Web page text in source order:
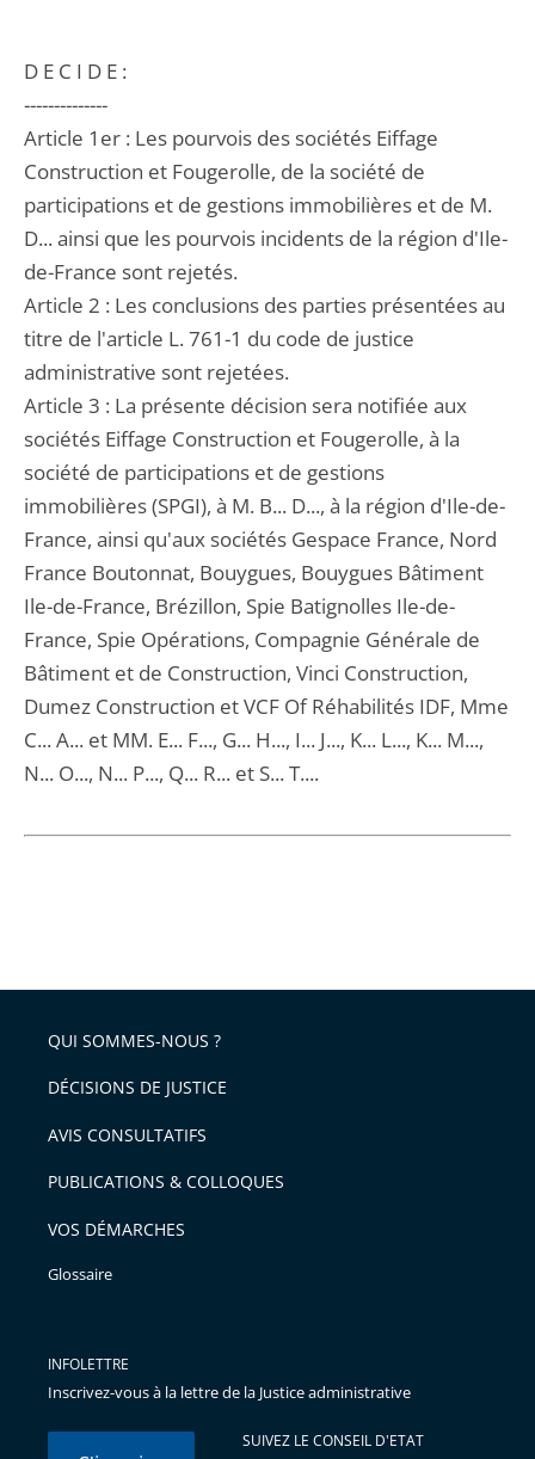
D E C I D E :
--------------
Article 1er : Les pourvois des sociétés Eiffage
Construction et Fougerolle, de la société de
participations et de gestions immobilières et de M.
D... ainsi que les pourvois incidents de la région d'Ile-
de-France sont rejetés.
Article 2 : Les conclusions des parties présentées au
titre de l'article L. 761-1 du code de justice
administrative sont rejetées.
Article 3 : La présente décision sera notifiée aux
sociétés Eiffage Construction et Fougerolle, à la
société de participations et de gestions
immobilières (SPGI), à M. B... D..., à la région d'Ile-de-
France, ainsi qu'aux sociétés Gespace France, Nord
France Boutonnat, Bouygues, Bouygues Bâtiment
Ile-de-France, Brézillon, Spie Batignolles Ile-de-
France, Spie Opérations, Compagnie Générale de
Bâtiment et de Construction, Vinci Construction,
Dumez Construction et VCF Of Réhabilités IDF, Mme
C... A... et MM. E... F..., G... H..., I... J..., K... L..., K... M...,
N... O..., N... P..., Q... R... et S... T....
QUI SOMMES-NOUS ?
DÉCISIONS DE JUSTICE
AVIS CONSULTATIFS
PUBLICATIONS & COLLOQUES
VOS DÉMARCHES
Glossaire
INFOLETTRE
Inscrivez-vous à la lettre de la Justice administrative
SUIVEZ LE CONSEIL D'ETAT